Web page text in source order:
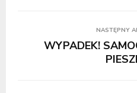
NASTĘPNY
WYPADEK!